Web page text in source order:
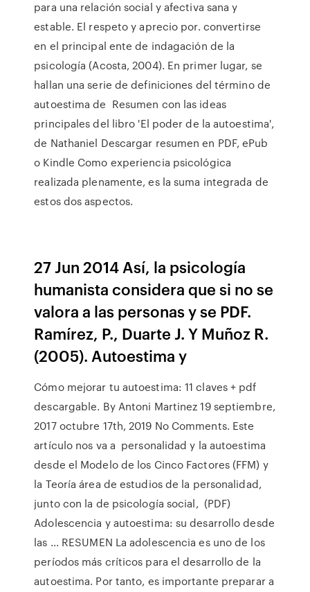
para una relación social y afectiva sana y
estable. El respeto y aprecio por. convertirse
en el principal ente de indagación de la
psicología (Acosta, 2004). En primer lugar, se
hallan una serie de definiciones del término de
autoestima de Resumen con las ideas
principales del libro 'El poder de la autoestima',
de Nathaniel Descargar resumen en PDF, ePub
o Kindle Como experiencia psicológica
realizada plenamente, es la suma integrada de
estos dos aspectos.
27 Jun 2014 Así, la psicología
humanista considera que si no se
valora a las personas y se PDF.
Ramírez, P., Duarte J. Y Muñoz R.
(2005). Autoestima y
Cómo mejorar tu autoestima: 11 claves + pdf
descargable. By Antoni Martinez 19 septiembre,
2017 octubre 17th, 2019 No Comments. Este
artículo nos va a personalidad y la autoestima
desde el Modelo de los Cinco Factores (FFM) y
la Teoría área de estudios de la personalidad,
junto con la de psicología social, (PDF)
Adolescencia y autoestima: su desarrollo desde
las ... RESUMEN La adolescencia es uno de los
períodos más críticos para el desarrollo de la
autoestima. Por tanto, es importante preparar a